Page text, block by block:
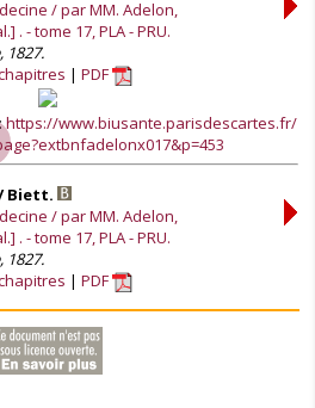
/ par MM. Adelon,
. - tome 17, PLA - PRU.
1827.
PDF
https://www.biusante.parisdescartes.fr/
Biett.
/ par MM. Adelon,
. - tome 17, PLA - PRU.
1827.
PDF